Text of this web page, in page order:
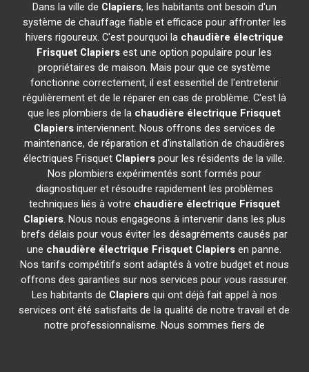
Dans la ville de Clapiers, les habitants ont besoin d'un
système de chauffage fiable et efficace pour affronter les
hivers rigoureux. C'est pourquoi la chaudière électrique
Frisquet Clapiers est une option populaire pour les
propriétaires de maison. Mais pour que ce système
fonctionne correctement, il est essentiel de l'entretenir
régulièrement et de le réparer en cas de problème. C'est là
que les plombiers de la chaudière électrique Frisquet
Clapiersinterviennent. Nous offrons des services de
maintenance, de réparation et d'installation de chaudières
électriques Frisquet Clapiers pour les résidents de la ville.
Nos plombiers expérimentés sont formés pour
diagnostiquer et résoudre rapidement les problèmes
techniques liés à votre chaudière électrique Frisquet
Clapiers. Nous nous engageons à intervenir dans les plus
brefs délais pour vous éviter les désagréments causés par
une chaudière électrique Frisquet Clapiers en panne.
Nos tarifs compétitifs sont adaptés à votre budget et nous
offrons des garanties sur nos services pour vous rassurer.
Les habitants de Clapiersqui ont déjà fait appel à nos
services ont été satisfaits de la qualité de notre travail et de
notre professionnalisme. Nous sommes fiers de